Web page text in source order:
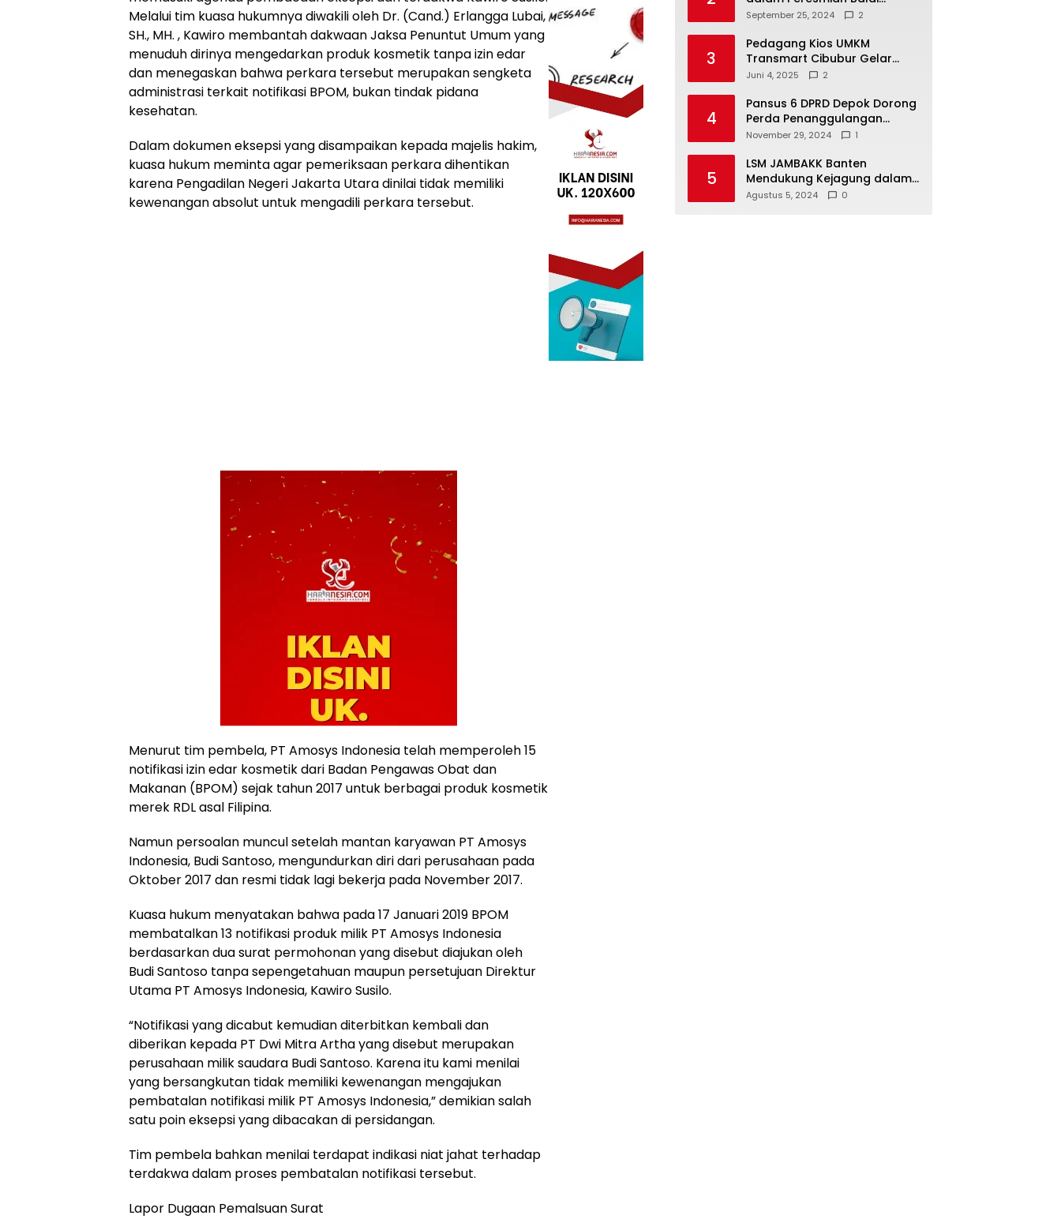
Melalui tim kuasa hukumnya diwakili oleh Dr. (Cand.) Erlangga Lubai,
SH., MH. , Kawiro membantah dakwaan Jaksa Penuntut Umum yang
menuduh dirinya mengedarkan produk kosmetik tanpa izin edar
dan menegaskan bahwa perkara tersebut merupakan sengketa
administrasi terkait notifikasi BPOM, bukan tindak pidana
kesehatan.
Dalam dokumen eksepsi yang disampaikan kepada majelis hakim,
kuasa hukum meminta agar pemeriksaan perkara dihentikan
karena Pengadilan Negeri Jakarta Utara dinilai tidak memiliki
kewenangan absolut untuk mengadili perkara tersebut.
Menurut tim pembela, PT Amosys Indonesia telah memperoleh 15
notifikasi izin edar kosmetik dari Badan Pengawas Obat dan
Makanan (BPOM) sejak tahun 2017 untuk berbagai produk kosmetik
merek RDL asal Filipina.
Namun persoalan muncul setelah mantan karyawan PT Amosys
Indonesia, Budi Santoso, mengundurkan diri dari perusahaan pada
Oktober 2017 dan resmi tidak lagi bekerja pada November 2017.
Kuasa hukum menyatakan bahwa pada 17 Januari 2019 BPOM
membatalkan 13 notifikasi produk milik PT Amosys Indonesia
berdasarkan dua surat permohonan yang disebut diajukan oleh
Budi Santoso tanpa sepengetahuan maupun persetujuan Direktur
Utama PT Amosys Indonesia, Kawiro Susilo.
“Notifikasi yang dicabut kemudian diterbitkan kembali dan
diberikan kepada PT Dwi Mitra Artha yang disebut merupakan
perusahaan milik saudara Budi Santoso. Karena itu kami menilai
yang bersangkutan tidak memiliki kewenangan mengajukan
pembatalan notifikasi milik PT Amosys Indonesia,” demikian salah
satu poin eksepsi yang dibacakan di persidangan.
Tim pembela bahkan menilai terdapat indikasi niat jahat terhadap
terdakwa dalam proses pembatalan notifikasi tersebut.
Lapor Dugaan Pemalsuan Surat
Warga di Sukamaju : Wadah
Aspirasi Masyarakat
September 25, 2024 2
3
Pedagang Kios UMKM
Transmart Cibubur Gelar
Family Gathering di Cisarua,
Kekompakan
Juni 4, 2025 2
4
Pansus 6 DPRD Depok Dorong
Perda Penanggulangan
Kebakaran untuk
November 29, 2024 1
5
LSM JAMBAKK Banten
Mendukung Kejagung dalam
Investigasi Terhadap
Agustus 5, 2024 0